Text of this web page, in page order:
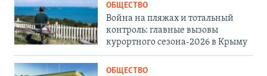
ОБЩЕСТВО
Война на пляжах и тотальный
контроль: главные вызовы
курортного сезона-2026 в Крыму
ОБЩЕСТВО